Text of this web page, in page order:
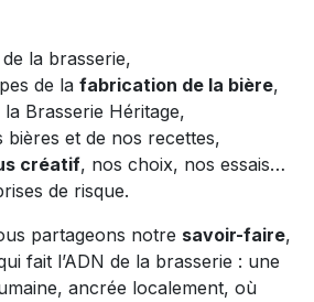
la brasserie,
de la fabrication de la bière,
Brasserie Héritage,
bières et de nos recettes,
créatif, nos choix, nos essais…
de risque.
partageons notre savoir-faire,
fait l’ADN de la brasserie : une
ancrée localement, où